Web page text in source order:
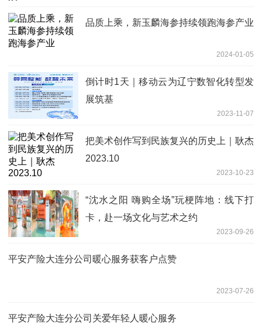
品质上乘，新玉麟海参持续领跑海参产业
2024-01-05
倒计时1天｜移动云为辽宁数智化转型发
展筑基
2023-11-07
把美术创作写到民族复兴的历史上｜耿杰
2023.10
2023-10-23
“沈水之阳 嗨购全场”玩梗阵地：线下打
卡，赴一场文化与艺术之约
2023-09-26
平安产险大连分公司暖心服务获客户点赞
2023-07-26
平安产险大连分公司关爱年轻人暖心服务